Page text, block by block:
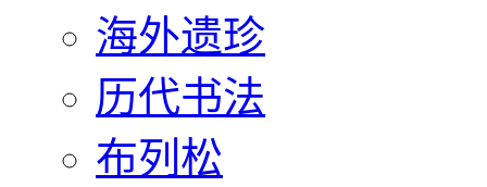
海外遗珍
历代书法
布列松